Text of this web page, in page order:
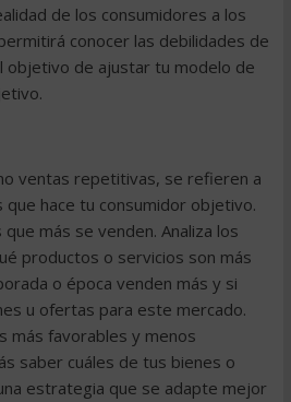
de los consumidores a los
conocer las debilidades de
objetivo de ajustar tu modelo de
ventas repetitivas, se refieren a
hace tu consumidor objetivo.
más se venden. Analiza los
productos o servicios son más
o época venden más y si
u ofertas para este mercado.
más favorables y menos
saber cuáles de tus bienes o
estrategia que se adapte mejor